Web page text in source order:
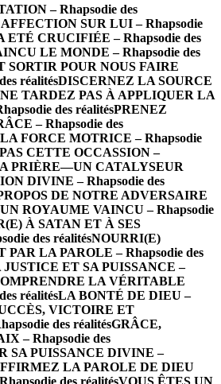
– Rhapsodie des
SUR LUI – Rhapsodie
ETÉ CRUCIFIÉE – Rhapsodie des
LE MONDE – Rhapsodie des
SORTIR POUR NOUS FAIRE
réalitésDISCERNEZ LA SOURCE
NE TARDEZ PAS À APPLIQUER LA
des réalitésPRENEZ
– Rhapsodie des
FORCE MOTRICE – Rhapsodie
CETTE OCCASSION –
PRIÈRE—UN CATALYSEUR
DIVINE – Rhapsodie des
DE NOTRE ADVERSAIRE
UN ROYAUME VAINCU – Rhapsodie
À SATAN ET À SES
des réalitésNOURRI(E)
LA PAROLE – Rhapsodie des
ET SA PUISSANCE –
LA VÉRITABLE
réalitésLA BONTÉ DE DIEU –
VICTOIRE ET
des réalitésGRÂCE,
– Rhapsodie des
SA PUISSANCE DIVINE –
LA PAROLE DE DIEU
des réalitésVOUS ÊTES UN